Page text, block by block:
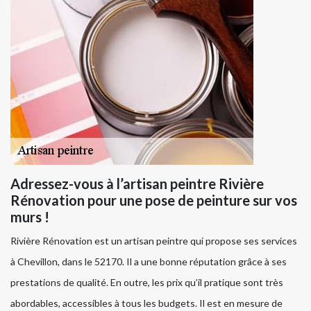
Adressez-vous à l’artisan peintre Rivière
Rénovation pour une pose de peinture sur vos
murs !
Rivière Rénovation est un artisan peintre qui propose ses services
à Chevillon, dans le 52170. Il a une bonne réputation grâce à ses
prestations de qualité. En outre, les prix qu’il pratique sont très
abordables, accessibles à tous les budgets. Il est en mesure de